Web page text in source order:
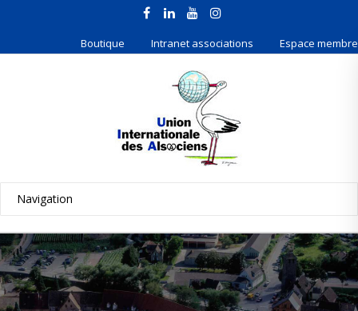
Boutique Intranet associations Espace membre